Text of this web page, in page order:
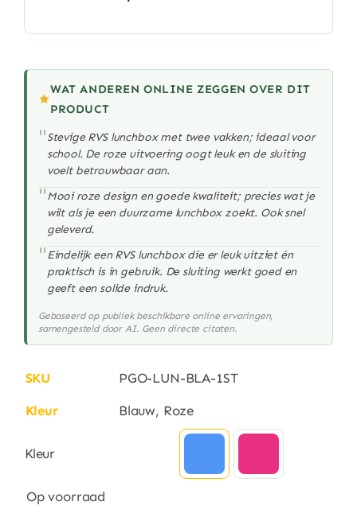
WAT ANDEREN ONLINE ZEGGEN OVER DIT
PRODUCT
"Stevige RVS lunchbox met twee vakken; ideaal voor
school. De roze uitvoering oogt leuk en de sluiting
voelt betrouwbaar aan.
"Mooi roze design en goede kwaliteit; precies wat je
wilt als je een duurzame lunchbox zoekt. Ook snel
geleverd.
"Eindelijk een RVS lunchbox die er leuk uitziet én
praktisch is in gebruik. De sluiting werkt goed en
geeft een solide indruk.
Gebaseerd op publiek beschikbare online ervaringen,
samengesteld door AI. Geen directe citaten.
SKU PGO-LUN-BLA-1ST
Kleur Blauw, Roze
Kleur
Op voorraad